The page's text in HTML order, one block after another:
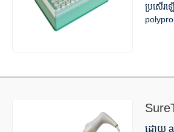
ប្រសើរ
ពួកគ
ដោយ